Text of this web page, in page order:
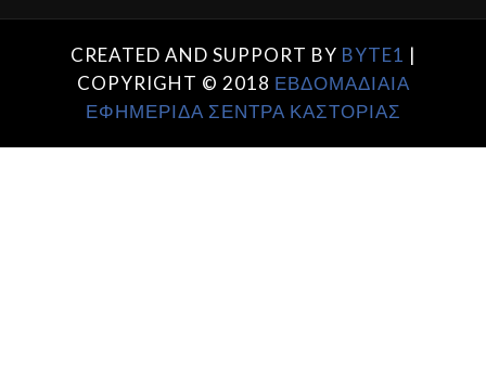
CREATED AND SUPPORT BY BYTE1 |
COPYRIGHT © 2018 ΕΒΔΟΜΑΔΙΑΙΑ
ΕΦΗΜΕΡΙΔΑ ΣΕΝΤΡΑ ΚΑΣΤΟΡΙΑΣ